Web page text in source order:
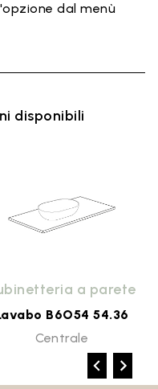
dal menù
disponibili
a parete
B6O54 54.36
Centrale